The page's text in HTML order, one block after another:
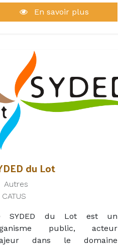
Rak dans le joli village
Saint-Pierre-Lafeuille.
d'un jardin fleuri et
piscine à débordement
sur le superbe
qu'offre la vallée du
ils vous reçoivent en
passionnés, avec chaleur
convivialité.
êtes au logis hôtel*** La
installé dans l'une de
10 chambres coquettes avec
et savourez la cuisine du
cheminée ou sur
terrasse.
En savoir plus
du Lot
Autres
CATUS
SYDED du Lot est un
public, acteur
dans le domaine